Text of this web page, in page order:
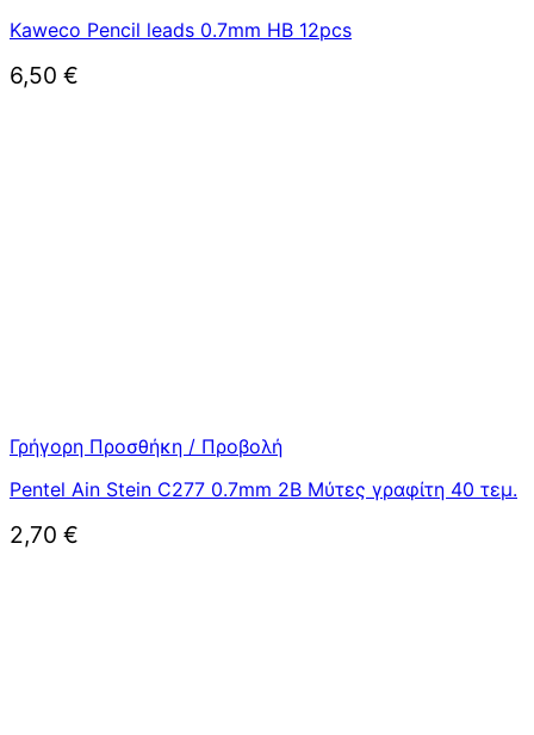
Kaweco Pencil leads 0.7mm HB 12pcs
6,50 €
Γρήγορη Προσθήκη / Προβολή
Pentel Ain Stein C277 0.7mm 2B Μύτες γραφίτη 40 τεμ.
2,70 €